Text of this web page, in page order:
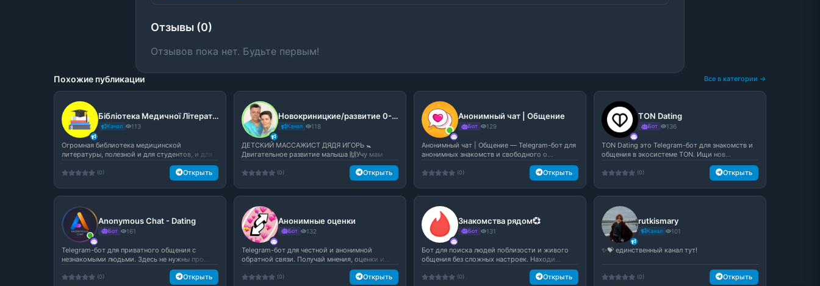
Отзывы (0)
Отзывов пока нет. Будьте первым!
Похожие публикации Все в категории →
Бібліотека Медичної Літератури
Канал 113
Огромная библиотека медицинской
литературы, полезной и для студентов, и для
(0) Открыть
Новокриницкие/развитие 0-12 мес
Канал 118
ДЕТСКИЙ МАССАЖИСТ ДЯДЯ ИГОРЬ 🚼
Двигательное развитие малыша 🙌Учу мам
(0) Открыть
Анонимный чат | Общение
Бот 129
Анонимный чат | Общение — Telegram-бот для
анонимных знакомств и свободного о...
(0) Открыть
TON Dating
Бот 136
TON Dating это Telegram-бот для знакомств и
общения в экосистеме TON. Ищи нов...
(0) Открыть
Anonymous Chat - Dating
Бот 161
Telegram-бот для приватного общения с
незнакомыми людьми. Здесь не нужны про...
(0) Открыть
Анонимные оценки
Бот 132
Telegram-бот для честной и анонимной
обратной связи. Получай мнения, оценки и...
(0) Открыть
Знакомства рядом💞
Бот 131
Бот для поиска людей поблизости и живого
общения без сложных настроек. Находи...
(0) Открыть
rutkismary
Канал 101
✨💝 единственный канал тут!
(0) Открыть